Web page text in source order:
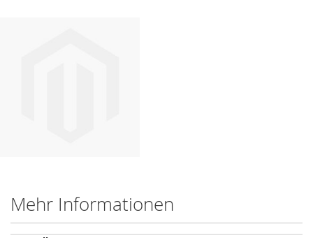
Mehr Informationen